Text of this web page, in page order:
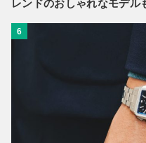
レンドのおしゃれなモデル
6